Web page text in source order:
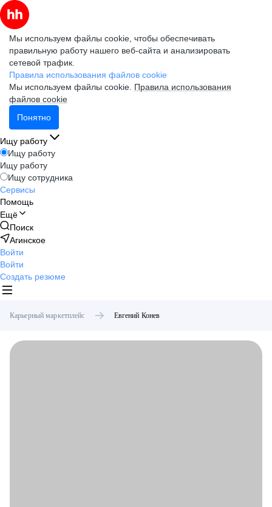
Мы используем файлы cookie, чтобы обеспечивать
правильную работу нашего веб-сайта и анализировать
сетевой трафик.
Правила использования файлов cookie
Мы используем файлы cookie. Правила использования
файлов cookie
Понятно
Ищу работу
Ищу работу
Ищу работу
Ищу сотрудника
Сервисы
Помощь
Ещё
Поиск
Агинское
Войти
Войти
Создать резюме
Карьерный маркетплейс Евгений Конев